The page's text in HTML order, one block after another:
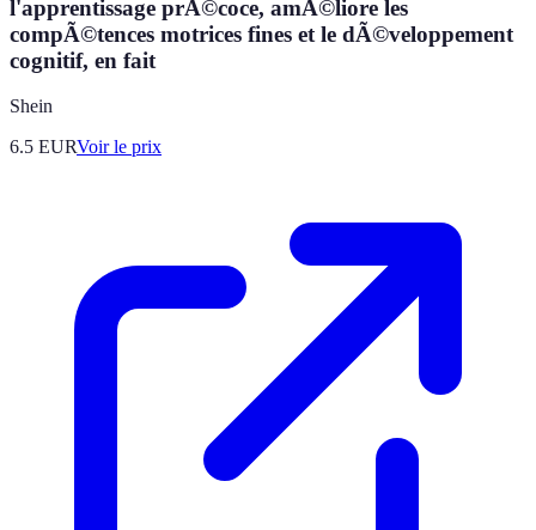
l'apprentissage prÃ©coce, amÃ©liore les
compÃ©tences motrices fines et le dÃ©veloppement
cognitif, en fait
Shein
6.5 EURVoir le prix